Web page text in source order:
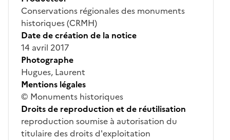
Conservations régionales des monuments
historiques (CRMH)
Date de création de la notice
14 avril 2017
Photographe
Hugues, Laurent
Mentions légales
© Monuments historiques
Droits de reproduction et de réutilisation
reproduction soumise à autorisation du
titulaire des droits d'exploitation